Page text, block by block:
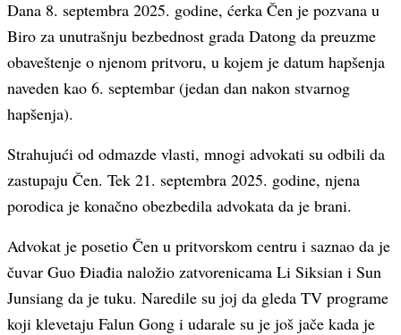
Dana 8. septembra 2025. godine, ćerka Čen je pozvana u
Biro za unutrašnju bezbednost grada Datong da preuzme
obaveštenje o njenom pritvoru, u kojem je datum hapšenja
naveden kao 6. septembar (jedan dan nakon stvarnog
hapšenja).
Strahujući od odmazde vlasti, mnogi advokati su odbili da
zastupaju Čen. Tek 21. septembra 2025. godine, njena
porodica je konačno obezbedila advokata da je brani.
Advokat je posetio Čen u pritvorskom centru i saznao da je
čuvar Guo Điađia naložio zatvorenicama Li Siksian i Sun
Junsiang da je tuku. Naredile su joj da gleda TV programe
koji klevetaju Falun Gong i udarale su je još jače kada je